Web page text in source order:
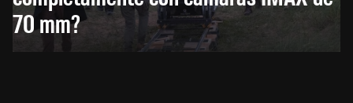
70 mm?